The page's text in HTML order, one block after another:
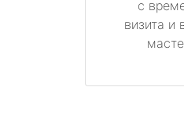
с
визита и